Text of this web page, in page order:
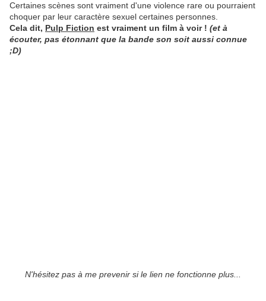
Certaines scènes sont vraiment d'une violence rare ou pourraient
choquer par leur caractère sexuel certaines personnes.
Cela dit, Pulp Fiction est vraiment un film à voir ! (et à
écouter, pas étonnant que la bande son soit aussi connue
;D)
N'hésitez pas à me prevenir si le lien ne fonctionne plus...